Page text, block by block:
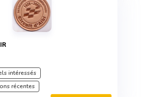
intéressés
récentes